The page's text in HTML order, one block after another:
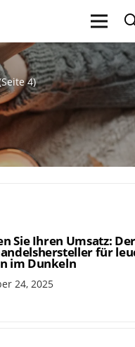
4)
Sie Ihren Umsatz: Der
für
im Dunkeln
24, 2025